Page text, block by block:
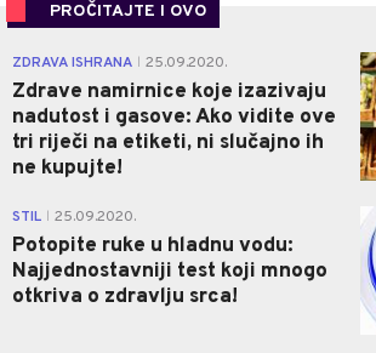
PROČITAJTE I OVO
ZDRAVA ISHRANA 25.09.2020.
Zdrave namirnice koje izazivaju
nadutost i gasove: Ako vidite ove
tri riječi na etiketi, ni slučajno ih
ne kupujte!
STIL 25.09.2020.
Potopite ruke u hladnu vodu:
Najjednostavniji test koji mnogo
otkriva o zdravlju srca!